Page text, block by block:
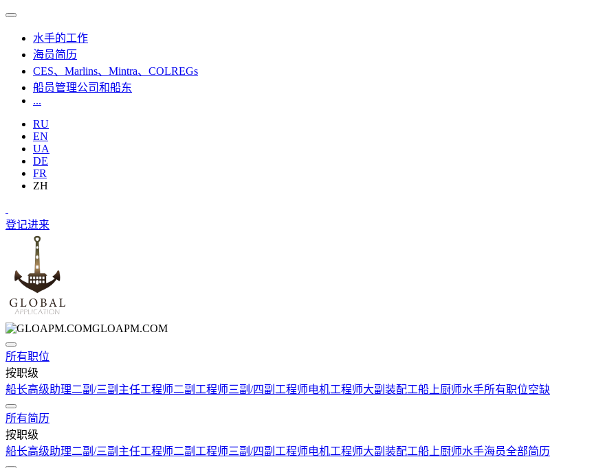
水手的工作
海员简历
CES、Marlins、Mintra、COLREGs
船员管理公司和船东
...
RU
EN
UA
DE
FR
ZH
登记进来
GLOAPM.COM
所有职位
按职级
船长高级助理二副/三副 主任工程师二副工程师三副/四副工程师电机工程师大副 装配工船上厨师水手所有职位空缺
所有简历
按职级
船长高级助理二副/三副 主任工程师二副工程师三副/四副工程师电机工程师大副 装配工船上厨师水手海员全部简历